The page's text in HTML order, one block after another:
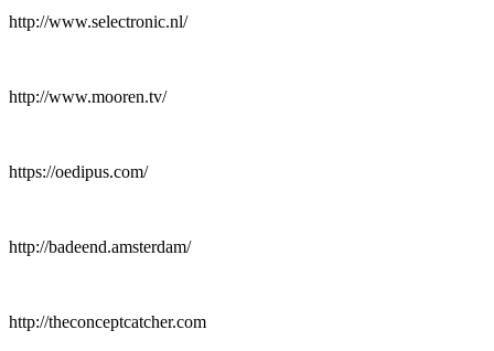
http://www.selectronic.nl/
http://www.mooren.tv/
https://oedipus.com/
http://badeend.amsterdam/
http://theconceptcatcher.com